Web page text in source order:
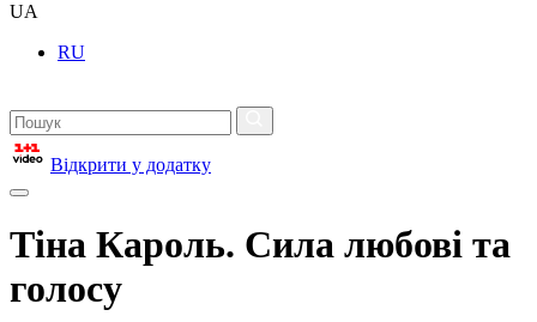
UA
RU
Відкрити у додатку
Тіна Кароль. Сила любові та
голосу